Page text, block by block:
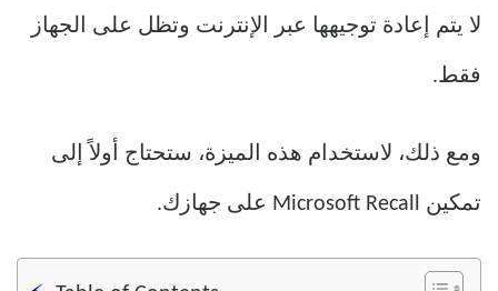
لا يتم إعادة توجيهها عبر الإنترنت وتظل على الجهاز
فقط.
ومع ذلك، لاستخدام هذه الميزة، ستحتاج أولاً إلى
تمكين Microsoft Recall على جهازك.